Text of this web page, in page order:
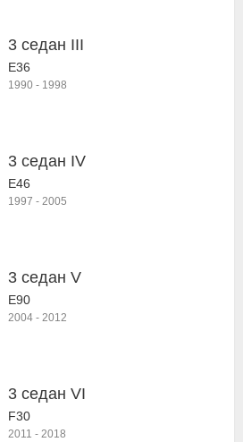
3 седан III
E36
1990 - 1998
3 седан IV
E46
1997 - 2005
3 седан V
E90
2004 - 2012
3 седан VI
F30
2011 - 2018